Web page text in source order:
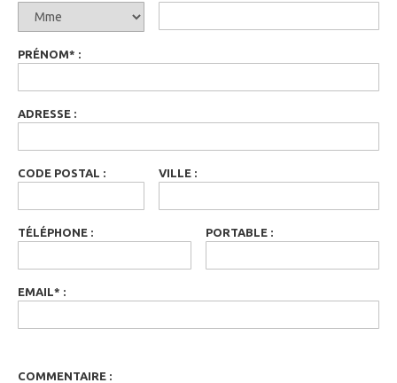
PRÉNOM* :
ADRESSE :
CODE POSTAL : VILLE :
TÉLÉPHONE : PORTABLE :
EMAIL * :
COMMENTAIRE :